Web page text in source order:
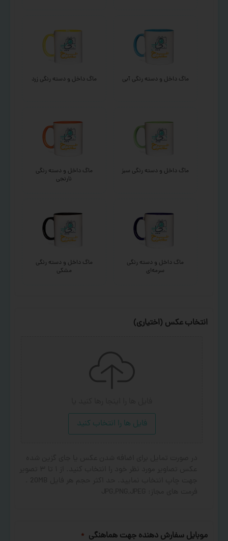
ماگ داخل و دسته رنگی آبی ماگ داخل و دسته رنگی زرد
ماگ داخل و دسته رنگی سبز
ماگ داخل و دسته رنگی
نارنجی
ماگ داخل و دسته رنگی
سرمه‌ای
ماگ داخل و دسته رنگی
مشکی
انتخاب عکس (اختیاری)
فایل ها را انتخاب کنید
موبایل سفارش دهنده جهت هماهنگی *